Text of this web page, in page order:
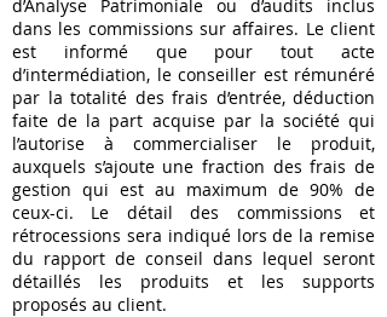
d’Analyse Patrimoniale ou d’audits inclus
dans les commissions sur affaires. Le client
est informé que pour tout acte
d’intermédiation, le conseiller est rémunéré
par la totalité des frais d’entrée, déduction
faite de la part acquise par la société qui
l’autorise à commercialiser le produit,
auxquels s’ajoute une fraction des frais de
gestion qui est au maximum de 90% de
ceux-ci. Le détail des commissions et
rétrocessions sera indiqué lors de la remise
du rapport de conseil dans lequel seront
détaillés les produits et les supports
proposés au client.